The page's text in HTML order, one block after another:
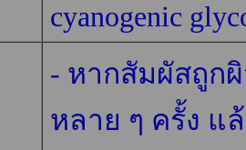
cyanogenic
- หากสัมผัสถูก
หลาย ๆ ครั้ง แ